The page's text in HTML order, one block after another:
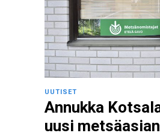
UUTISET
Annukka
uusi